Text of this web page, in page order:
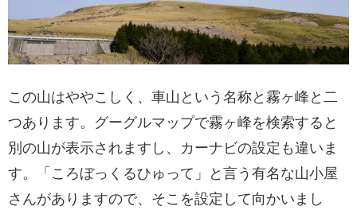
この山はややこしく、車山という名称と霧ヶ峰と二
つあります。グーグルマップで霧ヶ峰を検索すると
別の山が表示されますし、カーナビの設定も違いま
す。「ころぼっくるひゅって」と言う有名な山小屋
さんがありますので、そこを設定して向かいまし